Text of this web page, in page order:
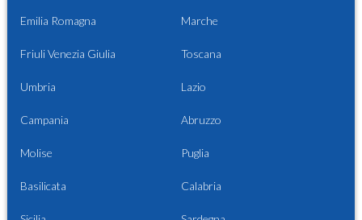
Emilia Romagna Marche
Friuli Venezia Giulia Toscana
Umbria Lazio
Campania Abruzzo
Molise Puglia
Basilicata Calabria